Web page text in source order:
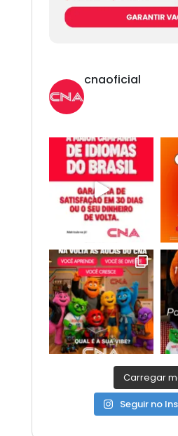
cnaoficial
Novo CNA. Vem
Espanhol,
Carregar
Seguir no